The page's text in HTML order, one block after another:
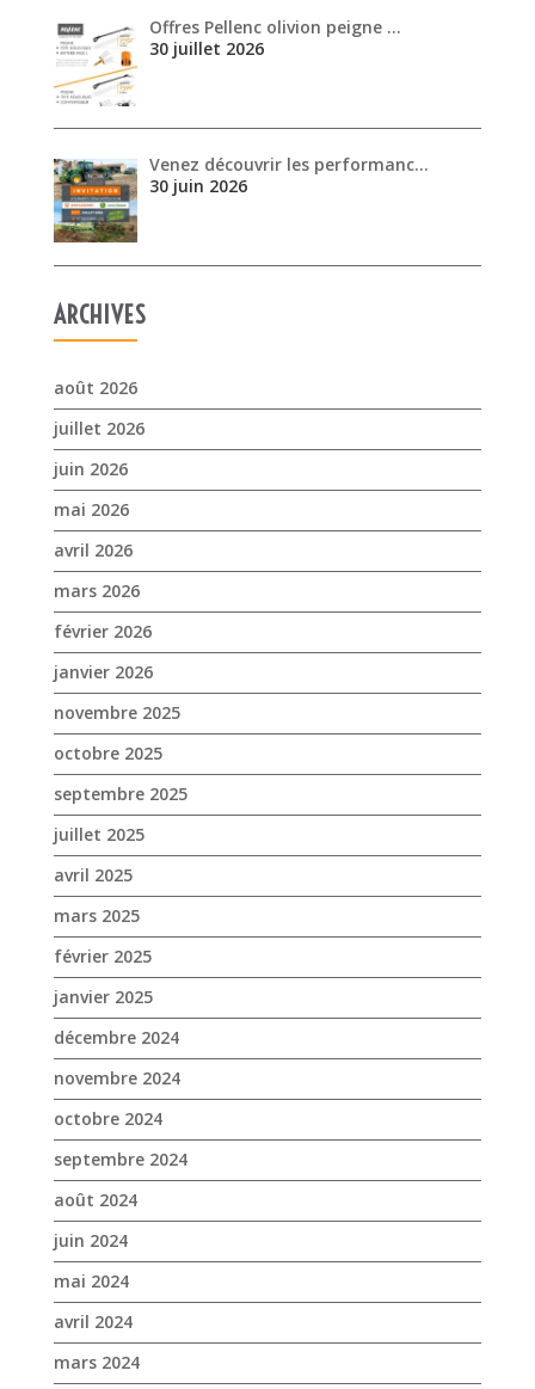
Offres Pellenc olivion peigne …
30 juillet 2026
Venez découvrir les performanc…
30 juin 2026
ARCHIVES
août 2026
juillet 2026
juin 2026
mai 2026
avril 2026
mars 2026
février 2026
janvier 2026
novembre 2025
octobre 2025
septembre 2025
juillet 2025
avril 2025
mars 2025
février 2025
janvier 2025
décembre 2024
novembre 2024
octobre 2024
septembre 2024
août 2024
juin 2024
mai 2024
avril 2024
mars 2024